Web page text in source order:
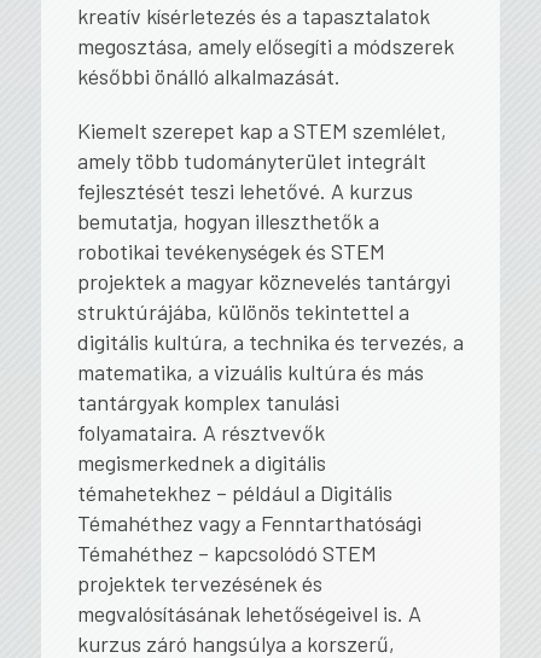
kreatív kísérletezés és a tapasztalatok
megosztása, amely elősegíti a módszerek
későbbi önálló alkalmazását.
Kiemelt szerepet kap a STEM szemlélet,
amely több tudományterület integrált
fejlesztését teszi lehetővé. A kurzus
bemutatja, hogyan illeszthetők a
robotikai tevékenységek és STEM
projektek a magyar köznevelés tantárgyi
struktúrájába, különös tekintettel a
digitális kultúra, a technika és tervezés, a
matematika, a vizuális kultúra és más
tantárgyak komplex tanulási
folyamataira. A résztvevők
megismerkednek a digitális
témahetekhez – például a Digitális
Témahéthez vagy a Fenntarthatósági
Témahéthez – kapcsolódó STEM
projektek tervezésének és
megvalósításának lehetőségeivel is. A
kurzus záró hangsúlya a korszerű,